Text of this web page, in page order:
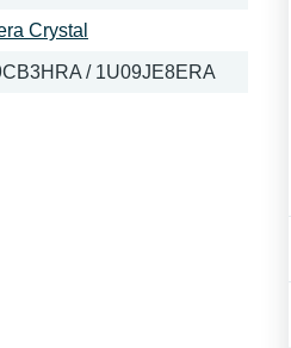
Crystal
/ 1U09JE8ERA